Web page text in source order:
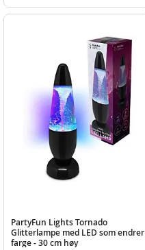
PartyFun Lights Tornado
Glitterlampe med LED som endrer
farge - 30 cm høy